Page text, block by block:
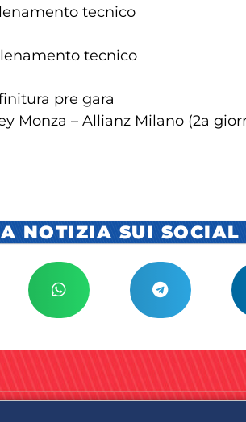
tecnico
tecnico
pre gara
Monza – Allianz Milano (2a
NOTIZIA SUI SOCIAL